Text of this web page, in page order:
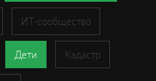
ИТ-сообщество
Дети Кадастр